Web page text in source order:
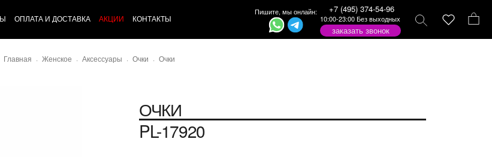
ОПЛАТА И ДОСТАВКА АКЦИИ КОНТАКТЫ
Пишите, мы онлайн: +7 (495) 374-54-96
10:00-23:00 Без выходных
заказать звонок
Главная Женское Аксессуары Очки Очки
ОЧКИ
PL-17920